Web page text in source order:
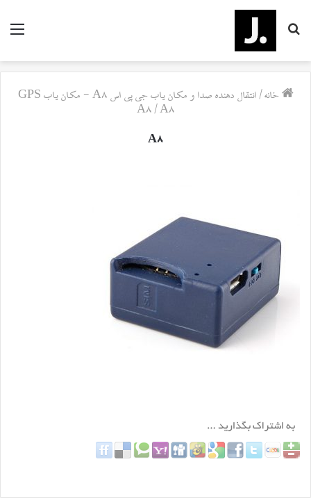
منو
برای
خانه /
انتقال دهنده صدا و مکان یاب جی پی اس A8 - مکان یاب GPS
A8 / A8
A8